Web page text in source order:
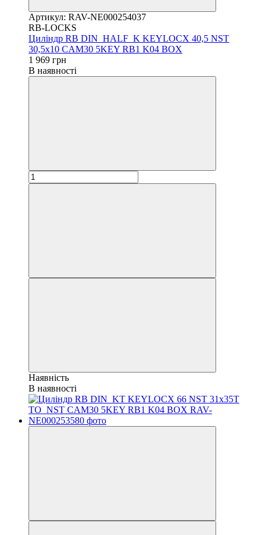
Артикул: RAV-NE000254037
RB-LOCKS
Циліндр RB DIN_HALF_K KEYLOCX 40,5 NST
30,5х10 CAM30 5KEY RB1 K04 BOX
1 969 грн
В наявності
Наявність
В наявності